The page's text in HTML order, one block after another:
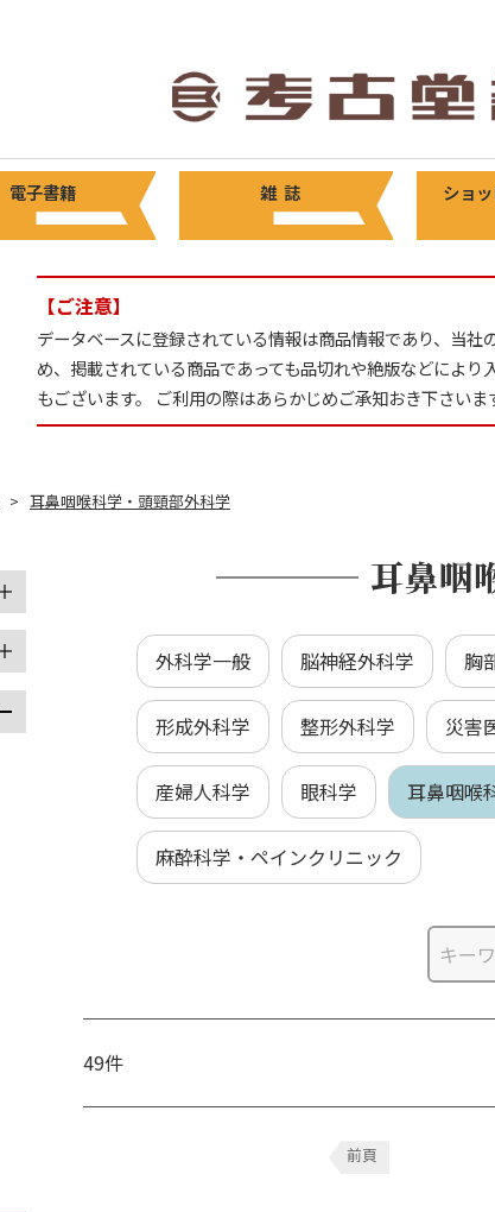
電子書籍 雑 誌 ショ
【ご注意】
データベースに登録されている情報は商品情報であり、当社
め、掲載されている商品であっても品切れや絶版などによ
もございます。 ご利用の際はあらかじめご承知おき下さいま
耳鼻咽喉科学・頭頸部外科学
耳鼻咽
外科学一般 脳神経外科学 胸
形成外科学 整形外科学 災害
産婦人科学 眼科学 耳鼻咽喉
麻酔科学・ペインクリニック
49件
前頁